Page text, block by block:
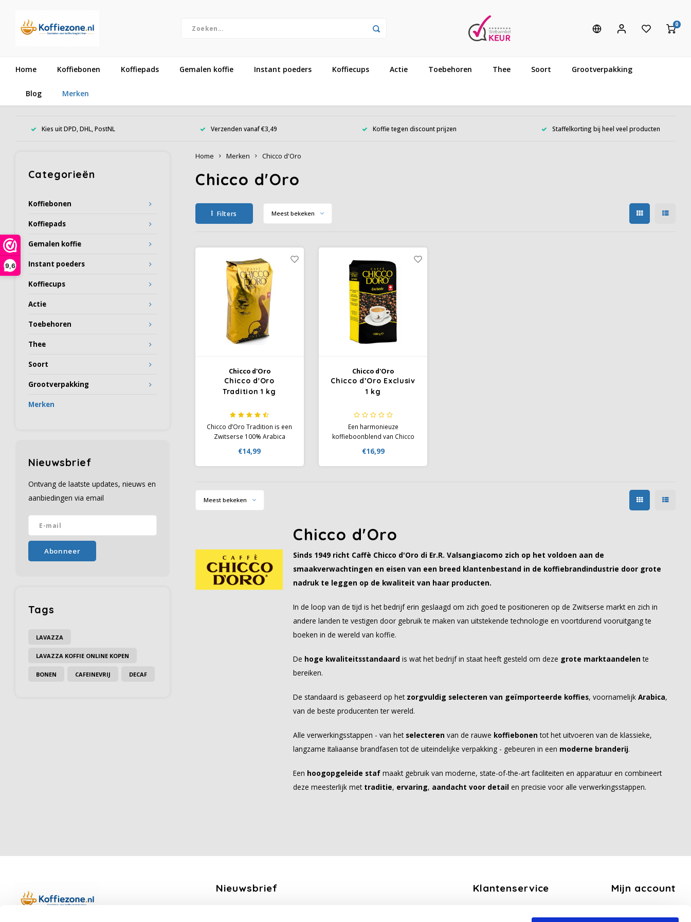
9,6
0
Home Koffiebonen Koffiepads Gemalen koffie Instant poeders Koffiecups Actie Toebehoren Thee Soort Grootverpakking
Blog Merken
Kies uit DPD, DHL, PostNL Verzenden vanaf €3,49 Koffie tegen discount prijzen Staffelkorting bij heel veel producten
Categorieën
Koffiebonen
Koffiepads
Gemalen koffie
Instant poeders
Koffiecups
Actie
Toebehoren
Thee
Soort
Grootverpakking
Merken
Nieuwsbrief
Ontvang de laatste updates, nieuws en
aanbiedingen via email
Abonneer
Tags
LAVAZZA
LAVAZZA KOFFIE ONLINE KOPEN
BONEN CAFEINEVRIJ DECAF
Home Merken Chicco d'Oro
Chicco d'Oro
Filters Meest bekeken
Chicco d'Oro
Chicco d'Oro
Tradition 1 kg
Chicco d’Oro Tradition is een
Zwitserse 100% Arabica
Amerika, medium branding.
Een aromatisch en krachtig
€14,99
Chicco d'Oro
Chicco d’Oro Exclusiv
1 kg
Een harmonieuze
koffieboonblend van Chicco
Arabica en 20 % Robusta. Vol
van smaak, medium body,
€16,99
Meest bekeken
Chicco d'Oro
Sinds 1949 richt Caffè Chicco d'Oro di Er.R. Valsangiacomo zich op het voldoen aan de
smaakverwachtingen en eisen van een breed klantenbestand in de koffiebrandindustrie door grote
nadruk te leggen op de kwaliteit van haar producten.
In de loop van de tijd is het bedrijf erin geslaagd om zich goed te positioneren op de Zwitserse markt en zich in
andere landen te vestigen door gebruik te maken van uitstekende technologie en voortdurend vooruitgang te
boeken in de wereld van koffie.
De hoge kwaliteitsstandaard is wat het bedrijf in staat heeft gesteld om deze grote marktaandelen te
bereiken.
De standaard is gebaseerd op het zorgvuldig selecteren van geïmporteerde koffies, voornamelijk Arabica,
van de beste producenten ter wereld.
Alle verwerkingsstappen - van het selecteren van de rauwe koffiebonen tot het uitvoeren van de klassieke,
langzame Italiaanse brandfasen tot de uiteindelijke verpakking - gebeuren in een moderne branderij.
Een hoogopgeleide staf maakt gebruik van moderne, state-of-the-art faciliteiten en apparatuur en combineert
deze meesterlijk met traditie, ervaring, aandacht voor detail en precisie voor alle verwerkingsstappen.
Nieuwsbrief Klantenservice Mijn account